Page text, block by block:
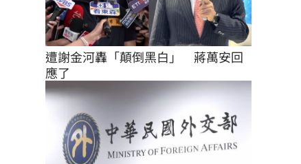
遭謝金河轟「顛倒黑白」　蔣萬安回
應了